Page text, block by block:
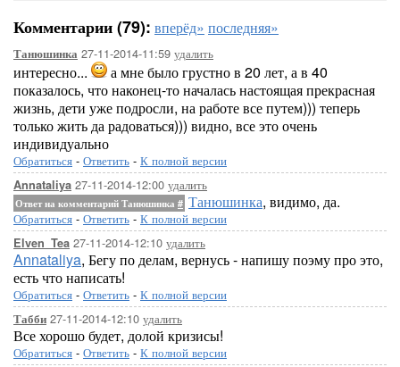
Комментарии (79): вперёд» последняя»
Танюшинка 27-11-2014-11:59 удалить
интересно...
а мне было грустно в 20 лет, а в 40
показалось, что наконец-то началась настоящая прекрасная
жизнь, дети уже подросли, на работе все путем))) теперь
только жить да радоваться))) видно, все это очень
индивидуально
Обратиться - Ответить - К полной версии
Annataliya 27-11-2014-12:00 удалить
Ответ на комментарий Танюшинка # Танюшинка, видимо, да.
Обратиться - Ответить - К полной версии
Elven_Tea 27-11-2014-12:10 удалить
Annataliya, Бегу по делам, вернусь - напишу поэму про это,
есть что написать!
Обратиться - Ответить - К полной версии
Табби 27-11-2014-12:10 удалить
Все хорошо будет, долой кризисы!
Обратиться - Ответить - К полной версии